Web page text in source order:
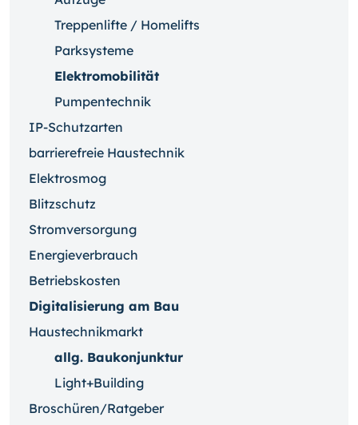
Treppenlifte / Homelifts
Parksysteme
Elektromobilität
Pumpentechnik
IP-Schutzarten
barrierefreie Haustechnik
Elektrosmog
Blitzschutz
Stromversorgung
Energieverbrauch
Betriebskosten
Digitalisierung am Bau
Haustechnikmarkt
allg. Baukonjunktur
Light+Building
Broschüren/Ratgeber